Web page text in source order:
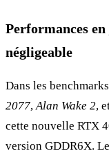
Performances
négligeable
Dans les
2077, Alan Wake 2,
cette nouvelle RTX
version GDDR6X.